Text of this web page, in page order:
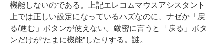
機能しないのである。上記エレコムマウスアシスタント
上では正しい設定になっているハズなのに、ナゼか「戻
る/進む」ボタンが使えない。厳密に言うと「戻る」ボタ
ンだけが“たまに機能”したりする。謎。